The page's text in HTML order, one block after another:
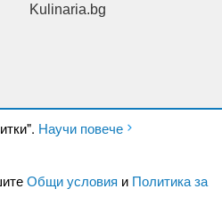
Научи повече
Общи условия и Политика за
Kulinaria.bg
ООД. Всички права запазени.